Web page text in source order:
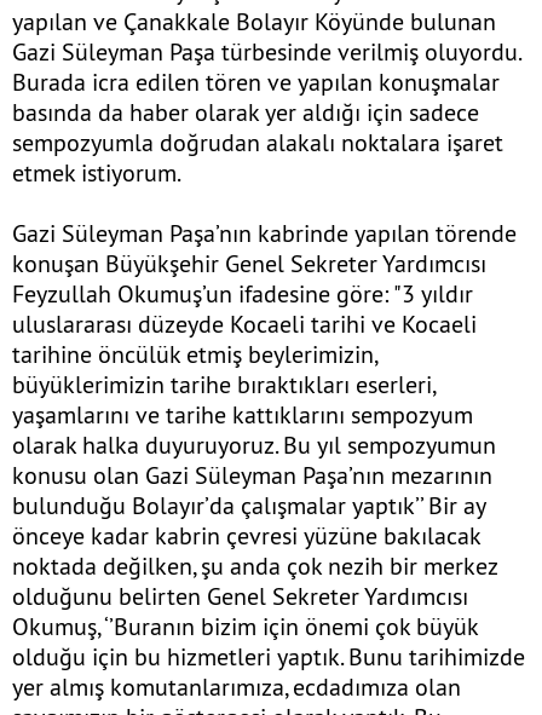
yapılan ve Çanakkale Bolayır Köyünde bulunan
Gazi Süleyman Paşa türbesinde verilmiş oluyordu.
Burada icra edilen tören ve yapılan konuşmalar
basında da haber olarak yer aldığı için sadece
sempozyumla doğrudan alakalı noktalara işaret
etmek istiyorum.
Gazi Süleyman Paşa’nın kabrinde yapılan törende
konuşan Büyükşehir Genel Sekreter Yardımcısı
Feyzullah Okumuş’un ifadesine göre: "3 yıldır
uluslararası düzeyde Kocaeli tarihi ve Kocaeli
tarihine öncülük etmiş beylerimizin,
büyüklerimizin tarihe bıraktıkları eserleri,
yaşamlarını ve tarihe kattıklarını sempozyum
olarak halka duyuruyoruz. Bu yıl sempozyumun
konusu olan Gazi Süleyman Paşa’nın mezarının
bulunduğu Bolayır’da çalışmalar yaptık’’ Bir ay
önceye kadar kabrin çevresi yüzüne bakılacak
noktada değilken, şu anda çok nezih bir merkez
olduğunu belirten Genel Sekreter Yardımcısı
Okumuş, ‘’Buranın bizim için önemi çok büyük
olduğu için bu hizmetleri yaptık. Bunu tarihimizde
yer almış komutanlarımıza, ecdadımıza olan